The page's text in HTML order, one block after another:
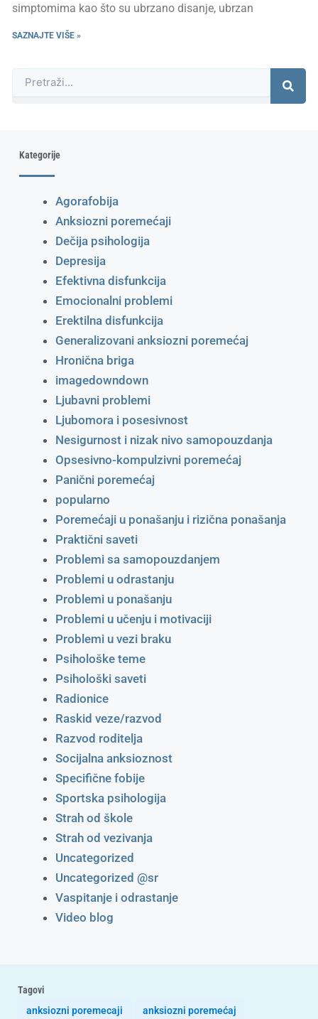
simptomima kao što su ubrzano disanje, ubrzan
SAZNAJTE VIŠE »
Kategorije
Agorafobija
Anksiozni poremećaji
Dečija psihologija
Depresija
Efektivna disfunkcija
Emocionalni problemi
Erektilna disfunkcija
Generalizovani anksiozni poremećaj
Hronična briga
imagedowndown
Ljubavni problemi
Ljubomora i posesivnost
Nesigurnost i nizak nivo samopouzdanja
Opsesivno-kompulzivni poremećaj
Panični poremećaj
popularno
Poremećaji u ponašanju i rizična ponašanja
Praktični saveti
Problemi sa samopouzdanjem
Problemi u odrastanju
Problemi u ponašanju
Problemi u učenju i motivaciji
Problemi u vezi braku
Psihološke teme
Psihološki saveti
Radionice
Raskid veze/razvod
Razvod roditelja
Socijalna anksioznost
Specifične fobije
Sportska psihologija
Strah od škole
Strah od vezivanja
Uncategorized
Uncategorized @sr
Vaspitanje i odrastanje
Video blog
Tagovi
anksiozni poremecaji
anksiozni poremećaj